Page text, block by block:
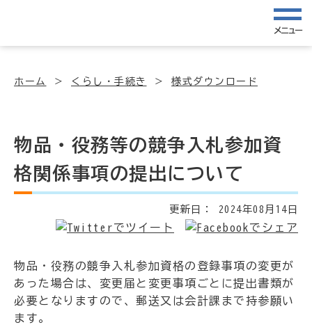
メニュー
ホーム くらし・手続き 様式ダウンロード
物品・役務等の競争入札参加資
格関係事項の提出について
更新日： 2024年08月14日
物品・役務の競争入札参加資格の登録事項の変更が
あった場合は、変更届と変更事項ごとに提出書類が
必要となりますので、郵送又は会計課まで持参願い
ます。